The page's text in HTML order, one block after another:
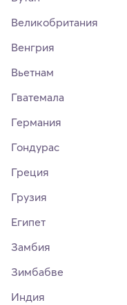
Великобритания
Венгрия
Вьетнам
Гватемала
Германия
Гондурас
Греция
Грузия
Египет
Замбия
Зимбабве
Индия